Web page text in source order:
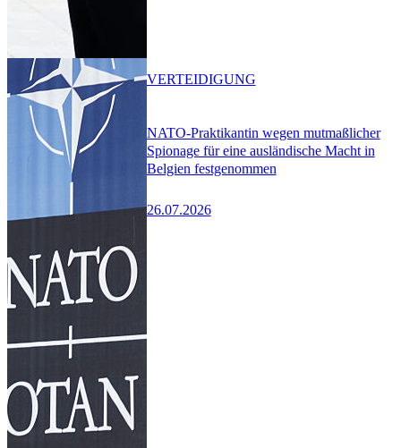
NATO-Praktikantin wegen mutmaßlicher
Spionage für eine ausländische Macht in
Belgien festgenommen
26.07.2026
VERTEIDIGUNG